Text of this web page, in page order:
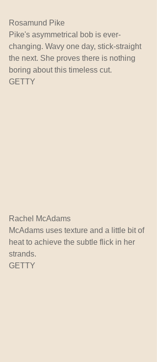
Rosamund Pike
Pike's asymmetrical bob is ever-
changing. Wavy one day, stick-straight
the next. She proves there is nothing
boring about this timeless cut.
GETTY
Rachel McAdams
McAdams uses texture and a little bit of
heat to achieve the subtle flick in her
strands.
GETTY